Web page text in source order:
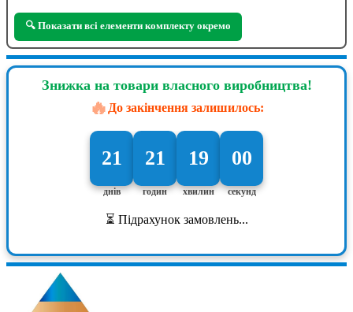
🔍 Показати всі елементи комплекту окремо
Знижка на товари власного виробництва!
🔥 До закінчення залишилось:
21
днів
21
годин
18
хвилин
59
секунд
⏳ Підрахунок замовлень...